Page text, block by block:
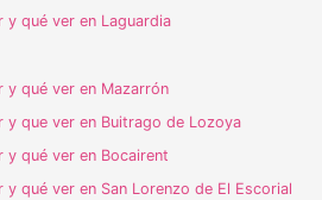
y qué ver en Laguardia
y qué ver en Mazarrón
y que ver en Buitrago de Lozoya
y qué ver en Bocairent
y qué ver en San Lorenzo de El Escorial